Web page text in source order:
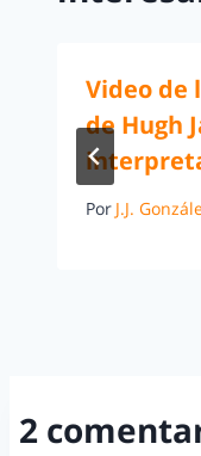
Video de
de Hugh
Por J.J.
2